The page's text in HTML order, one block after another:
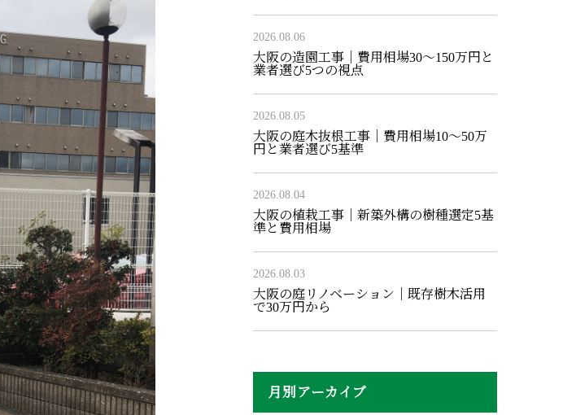
2026.08.06
大阪の造園工事｜費用相場30〜150万円と
業者選び5つの視点
2026.08.05
大阪の庭木抜根工事｜費用相場10〜50万
円と業者選び5基準
2026.08.04
大阪の植栽工事｜新築外構の樹種選定5基
準と費用相場
2026.08.03
大阪の庭リノベーション｜既存樹木活用
で30万円から
月別アーカイブ